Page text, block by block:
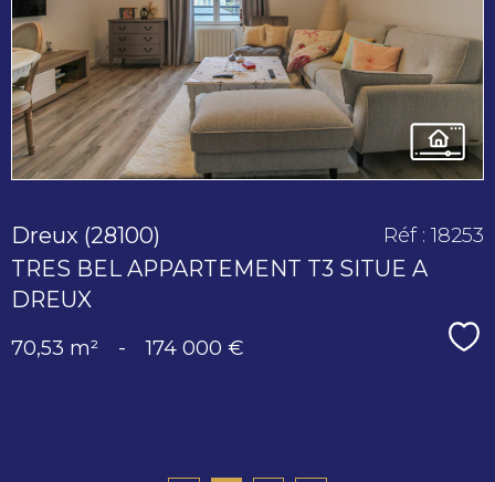
bien
Dreux (28100)
TRES BEL APPARTEMENT T3 SITUE A
DREUX
Réf : 18253
70,53 m² - 174 000 €